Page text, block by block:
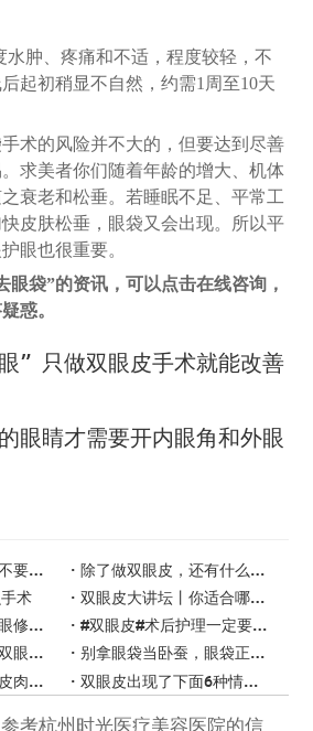
水肿、疼痛和不适，程度较轻，不
起初稍显不自然，约需1周至10天
术的风险并不大的，但要达到尽善
求美者你们随着年龄的增大、机体
衰老和松垂。若睡眠不足、平常工
皮肤松垂，眼袋又会出现。所以平
眼也很重要。
眼袋”的资讯，可以点击在线咨询，
惑。
”只做双眼皮手术就能改善
眼睛才需要开内眼角和外眼
眼角
除了做双眼皮，还有什么方法可以放大眼睛？
术
双眼皮大讲坛丨你适合哪种双眼皮？
？
#双眼皮#术后护理一定要到位！
式？
别拿眼袋当卧蚕，眼袋正在毁掉你的颜值！
”之分
双眼皮出现了下面6种情况，你就该做修复了
考杭州时光医疗美容医院的信